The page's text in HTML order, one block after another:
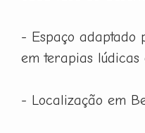
- Espaço adaptado
em terapias lúdicas
- Localização em